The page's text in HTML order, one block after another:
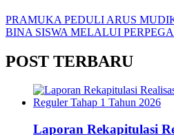
PRAMUKA PEDULI ARUS
BINA SISWA MELALUI
POST TERBARU
Laporan Rekapitulasi